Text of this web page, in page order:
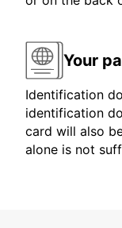
Your
Identification
identification
card will also
alone is not